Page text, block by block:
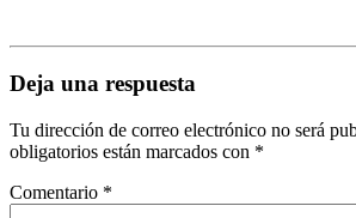
Deja una respuesta
Tu dirección de correo electrónico no será
obligatorios están marcados con *
Comentario *